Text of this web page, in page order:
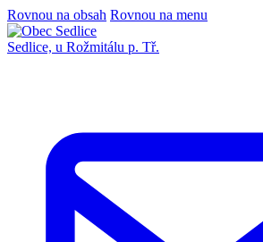
Rovnou na obsah Rovnou na menu
Sedlice, u Rožmitálu p. Tř.